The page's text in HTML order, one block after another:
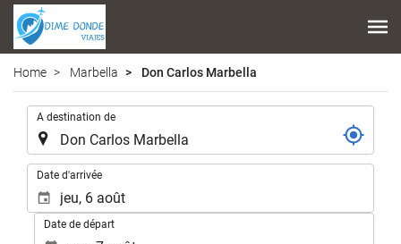
Home Marbella Don Carlos Marbella
A destination de
Date d'arrivée
Date de départ